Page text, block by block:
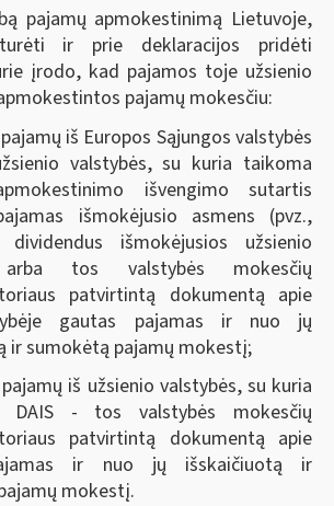
pajamų apmokestinimą Lietuvoje,
ir prie deklaracijos pridėti
įrodo, kad pajamos toje užsienio
pajamų mokesčiu:
iš Europos Sąjungos valstybės
valstybės, su kuria taikoma
išvengimo sutartis
išmokėjusio asmens (pvz.,
dividendus išmokėjusios užsienio
tos valstybės mokesčių
patvirtintą dokumentą apie
gautas pajamas ir nuo jų
ir sumokėtą pajamų mokestį;
iš užsienio valstybės, su kuria
DAIS - tos valstybės mokesčių
patvirtintą dokumentą apie
ir nuo jų išskaičiuotą ir
mokestį.